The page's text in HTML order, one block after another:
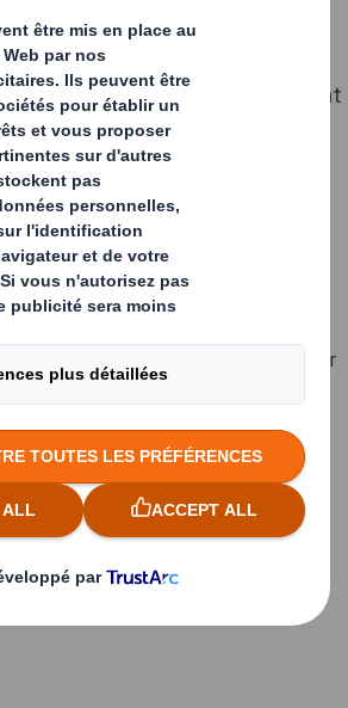
(EE) et l’empreinte carbone sont
de mesurer l’impact d’un
par exemple, sur
à des niveaux différents :
ou empreinte
la pression exercée par l’humain sur
Pour la connaître, on calcule les
globaux) utilisées pour
qu'une population ou activité
absorber les déchets générés par
Le calcul tient compte des